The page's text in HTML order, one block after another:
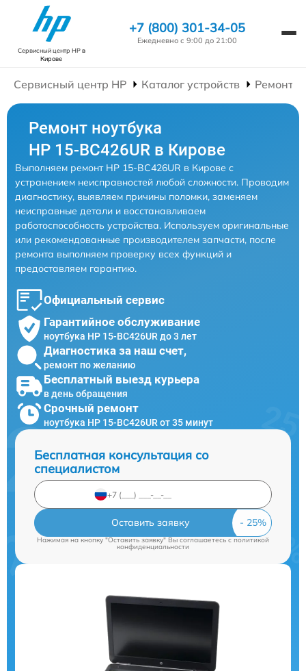
Сервисный центр HPв
Кирове
+7 (800) 301-34-05
Ежедневно с 9:00 до 21:00
Сервисный центр HP Каталог устройств Ремонт
Ремонт ноутбука
HP 15-BC426UR в Кирове
Выполняем ремонт HP 15-BC426UR в Кирове с
устранением неисправностей любой сложности. Проводим
диагностику, выявляем причины поломки, заменяем
неисправные детали и восстанавливаем
работоспособность устройства. Используем оригинальные
или рекомендованные производителем запчасти, после
ремонта выполняем проверку всех функций и
предоставляем гарантию.
Официальный сервис
Гарантийное обслуживание
ноутбука HP 15-BC426UR до 3 лет
Диагностика за наш счет,
ремонт по желанию
Бесплатный выезд курьера
в день обращения
Срочный ремонт
ноутбука HP 15-BC426UR от 35 минут
Бесплатная консультация со
специалистом
Оставить заявку
Нажимая на кнопку "Оставить заявку" Вы соглашаетесь cполитикой
конфиденциальности